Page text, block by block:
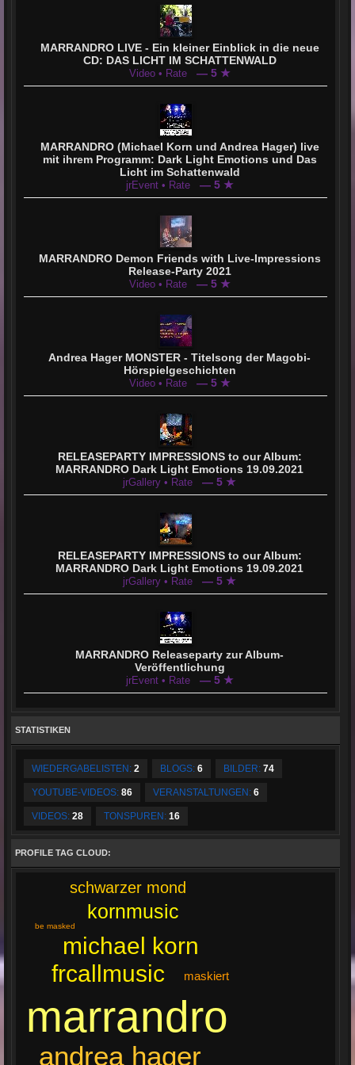
MARRANDRO LIVE - Ein kleiner Einblick in die neue
CD: DAS LICHT IM SCHATTENWALD
Video • Rate — 5 ★
MARRANDRO (Michael Korn und Andrea Hager) live
mit ihrem Programm: Dark Light Emotions und Das
Licht im Schattenwald
jrEvent • Rate — 5 ★
MARRANDRO Demon Friends with Live-Impressions
Release-Party 2021
Video • Rate — 5 ★
Andrea Hager MONSTER - Titelsong der Magobi-
Hörspielgeschichten
Video • Rate — 5 ★
RELEASEPARTY IMPRESSIONS to our Album:
MARRANDRO Dark Light Emotions 19.09.2021
jrGallery • Rate — 5 ★
RELEASEPARTY IMPRESSIONS to our Album:
MARRANDRO Dark Light Emotions 19.09.2021
jrGallery • Rate — 5 ★
MARRANDRO Releaseparty zur Album-
Veröffentlichung
jrEvent • Rate — 5 ★
STATISTIKEN
WIEDERGABELISTEN: 2 BLOGS: 6 BILDER: 74
YOUTUBE-VIDEOS: 86 VERANSTALTUNGEN: 6
VIDEOS: 28 TONSPUREN: 16
PROFILE TAG CLOUD:
marrandro
andrea hager
frcallmusic
michael korn
kornmusic
schwarzer mond
maskiert
be masked